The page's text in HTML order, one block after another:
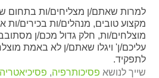
למרות שאתם/ן מצליחים/ות בתחום
מקצוע טובים, מנהלים/ות בכירים/ות
מוצלחים/ות, חלק גדול מכם/ן
עליכם/ן' ויגלו שאתם/ן לא באמת
לתפקיד.
שייך לנושא פסיכותרפיה,